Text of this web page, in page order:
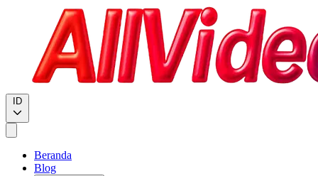
ID
Beranda
Blog